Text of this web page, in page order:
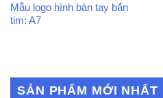
Mẫu logo hình bàn tay bắn
tim: A7
SẢN PHẨM MỚI NHẤT